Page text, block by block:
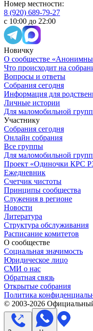
Номер местности:
8 (920) 689-79-27
с 10:00 до 22:00
Новичку
О сообществе
Что происходит на
Вопросы и ответы
Собрания сегодня
Информация для
Личные истории
Для маломобильной
Участнику
Собрания сегодня
Онлайн собрания
Все группы
Для маломобильной
Проект «Одиночки КРС
Ежедневник
Счетчик чистоты
Принципы сообщества
Служения в регионе
Новости
Литература
Структура обслуживания
Расписание комитетов
О сообществе
Социальная значимость
Юридическое лицо
СМИ о нас
Обратная связь
Открытые собрания
Политика
© 2003-2026